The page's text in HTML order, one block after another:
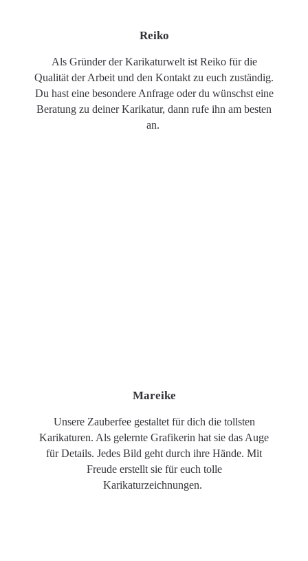
Reiko
Als Gründer der Karikaturwelt ist Reiko für die
Qualität der Arbeit und den Kontakt zu euch zuständig.
Du hast eine besondere Anfrage oder du wünschst eine
Beratung zu deiner Karikatur, dann rufe ihn am besten
an.
Mareike
Unsere Zauberfee gestaltet für dich die tollsten
Karikaturen. Als gelernte Grafikerin hat sie das Auge
für Details. Jedes Bild geht durch ihre Hände. Mit
Freude erstellt sie für euch tolle
Karikaturzeichnungen.